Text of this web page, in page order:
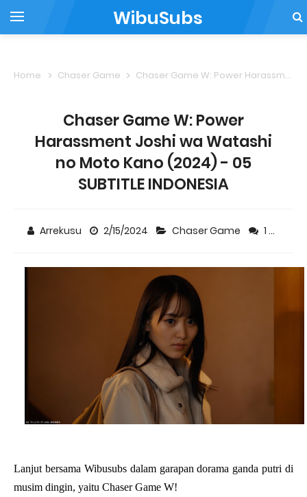
WibuSubs
Home Chaser Game Chaser Game W: Power Harassment Joshi wa Watashi no Moto Kano (2024) - 05 SUBTITLE INDONESIA
Chaser Game W: Power
Harassment Joshi wa Watashi
no Moto Kano (2024) - 05
SUBTITLE INDONESIA
Arrekusu 2/15/2024 Chaser Game 1 comment
Lanjut bersama Wibusubs dalam garapan dorama ganda putri di
musim dingin, yaitu Chaser Game W!